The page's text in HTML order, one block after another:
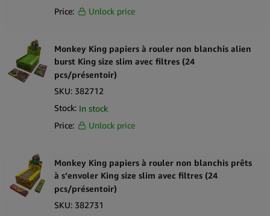
Price:
Unlock price
Monkey King papiers à rouler non blanchis alien
burst King size slim avec filtres (24
pcs/présentoir)
SKU: 382712
Stock: In stock
Price:
Unlock price
Monkey King papiers à rouler non blanchis prêts
à s’envoler King size slim avec filtres (24
pcs/présentoir)
SKU: 382731